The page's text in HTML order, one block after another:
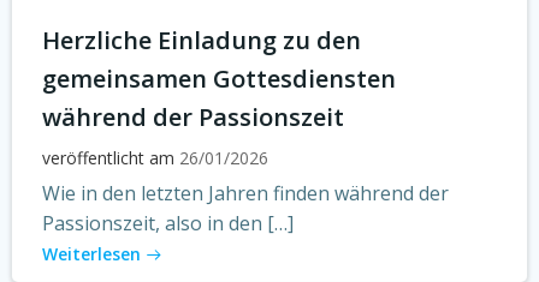
Herzliche Einladung zu den
gemeinsamen Gottesdiensten
während der Passionszeit
veröffentlicht am 26/01/2026
Wie in den letzten Jahren finden während der
Passionszeit, also in den […]
Weiterlesen